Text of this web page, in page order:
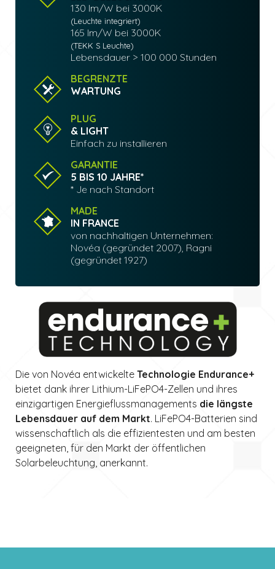
130 lm/W bei 3000K
(Leuchte integriert)
165 lm/W bei 3000K
(TEKK S Leuchte)
Lebensdauer > 100 000 Stunden
BEGRENZTE
WARTUNG
PLUG
& LIGHT
Einfach zu installieren
GARANTIE
5 BIS 10 JAHRE*
* Je nach Standort
MADE
IN FRANCE
von nachhaltigen Unternehmen:
Novéa (gegründet 2007), Ragni
(gegründet 1927)
Die von Novéa entwickelte Technologie Endurance+
bietet dank ihrer Lithium-LiFePO4-Zellen und ihres
einzigartigen Energieflussmanagements die längste
Lebensdauer auf dem Markt. LiFePO4-Batterien sind
wissenschaftlich als die effizientesten und am besten
geeigneten, für den Markt der öffentlichen
Solarbeleuchtung, anerkannt.